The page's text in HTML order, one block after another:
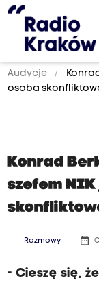
Audycje
osoba
Konrad
szefem
Rozmowy date_range
- Cieszę się,